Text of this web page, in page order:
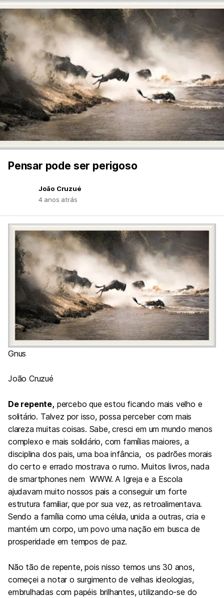
Pensar pode ser perigoso
João Cruzué
4 anos atrás
Gnus
João Cruzué
De repente, percebo que estou ficando mais velho e
solitário. Talvez por isso, possa perceber com mais
clareza muitas coisas. Sabe, cresci em um mundo menos
complexo e mais solidário, com famílias maiores, a
disciplina dos pais, uma boa infância, os padrões morais
do certo e errado mostrava o rumo. Muitos livros, nada
de smartphones nem WWW. A Igreja e a Escola
ajudavam muito nossos pais a conseguir um forte
estrutura familiar, que por sua vez, as retroalimentava.
Sendo a família como uma célula, unida a outras, cria e
mantém um corpo, um povo uma nação em busca de
prosperidade em tempos de paz.
Não tão de repente, pois nisso temos uns 30 anos,
começei a notar o surgimento de velhas ideologias,
embrulhadas com papéis brilhantes, utilizando-se do